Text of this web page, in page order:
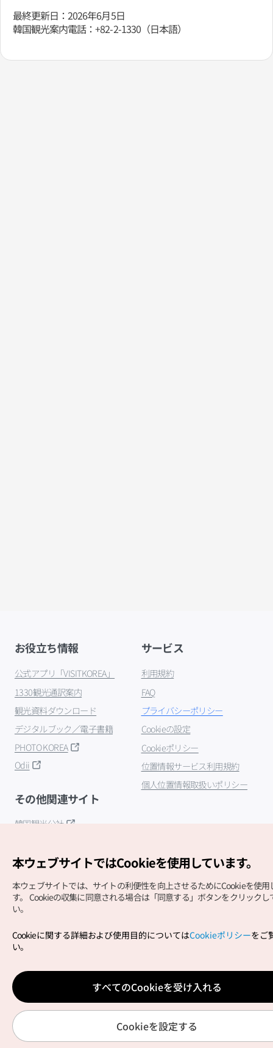
最終更新日：2026年6月5日
韓国観光案内電話：+82-2-1330（日本語）
お役立ち情報
公式アプリ「VISITKOREA」
1330観光通訳案内
観光資料ダウンロード
デジタルブック／電子書籍
PHOTO KOREA
Odii
サービス
利用規約
FAQ
プライバシーポリシー
Cookieの設定
Cookieポリシー
位置情報サービス利用規約
個人位置情報取扱いポリシー
その他関連サイト
韓国観光公社
Copyright (c) Korea Tourism Organization All Rights
サイトエラー報告公式メール
japanese@knto.or.kr
本ウェブサイトではCookieを使用しています。
本ウェブサイトでは、サイトの利便性を向上させるためにCookieを使用
す。 Cookieの収集に同意される場合は「同意する」ボタンをクリックし
い。
Cookieに関する詳細および使用目的についてはCookieポリシーをご
い。
すべてのCookieを受け入れる
Cookieを設定する